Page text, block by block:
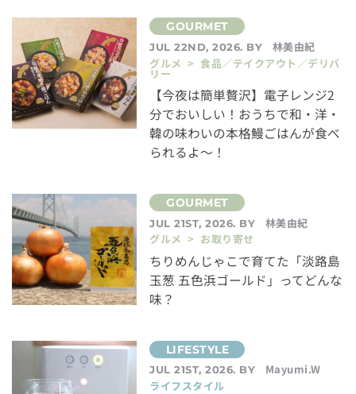
JUL 22ND, 2026. BY
林美由紀
グルメ > 食品／テイクアウト／デリバ
リー
【今夜は簡単贅沢】電子レンジ2
分でおいしい！おうちで和・洋・
韓の味わいの本格鰻ごはんが食べ
られるよ～！
JUL 21ST, 2026. BY
林美由紀
グルメ > お取り寄せ
ちりめんじゃこで育てた「淡路島
玉葱 五色浜ゴールド」ってどんな
味？
JUL 21ST, 2026. BY
Mayumi.W
ライフスタイル